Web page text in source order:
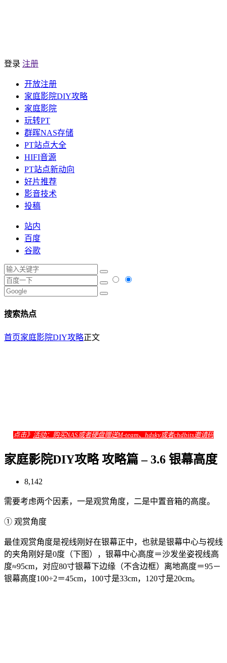
登录 注册
开放注册
家庭影院DIY攻略
家庭影院
玩转PT
群晖NAS存储
PT站点大全
HIFI音源
PT站点新动向
好片推荐
影音技术
投稿
站内
百度
谷歌
搜索热点
首页家庭影院DIY攻略正文
点击》 活动：购买NAS或者硬盘赠送M-team、hdsky或者chdbits邀请码
家庭影院DIY攻略 攻略篇 – 3.6 银幕高度
8,142
需要考虑两个因素，一是观赏角度，二是中置音箱的高度。
① 观赏角度
最佳观赏角度是视线刚好在银幕正中，也就是银幕中心与视线
的夹角刚好是0度（下图），银幕中心高度＝沙发坐姿视线高
度≈95cm，对应80寸银幕下边缘（不含边框）离地高度＝95－
银幕高度100÷2＝45cm，100寸是33cm，120寸是20cm。